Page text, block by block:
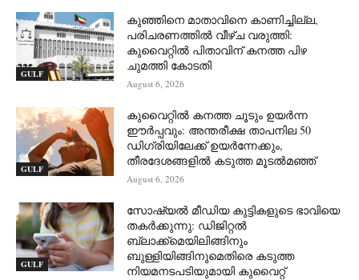
GULF
കുഞ്ഞിനെ മാതാവിനെ കാണിച്ചില്ല,
പരിചരണത്തിൽ വീഴ്ച വരുത്തി:
കുവൈറ്റിൽ പിതാവിന് കനത്ത പിഴ
ചുമത്തി കോടതി
August 6, 2026
GULF
കുവൈറ്റിൽ കനത്ത ചൂടും ഉയർന്ന
ഈർപ്പവും: അന്തരീക്ഷ താപനില 50
ഡിഗ്രിയിലേക്ക് ഉയർന്നേക്കും,
തീരദേശങ്ങളിൽ കടുത്ത മൂടൽമഞ്ഞ്
August 6, 2026
GULF
സോഷ്യൽ മീഡിയ കുട്ടികളുടെ ഭാവിയെ
തകർക്കുന്നു: ഡിജിറ്റൽ
ബ്ലാക്ക്‌മെയിലിങ്ങിനും
ബുള്ളിയിങ്ങിനുമെതിരെ കടുത്ത
നിയമനടപടിയുമായി കുവൈറ്റ്